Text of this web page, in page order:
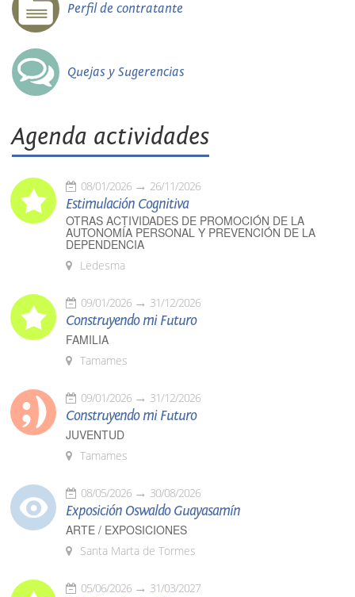
Perfil de contratante
Quejas y Sugerencias
Agenda actividades
08/01/2026 26/11/2026
Estimulación Cognitiva
OTRAS ACTIVIDADES DE PROMOCIÓN DE LA
AUTONOMÍA PERSONAL Y PREVENCIÓN DE LA
DEPENDENCIA
Ledesma
09/01/2026 31/12/2026
Construyendo mi Futuro
FAMILIA
Tamames
09/01/2026 31/12/2026
Construyendo mi Futuro
JUVENTUD
Tamames
08/05/2026 30/08/2026
Exposición Oswaldo Guayasamín
ARTE / EXPOSICIONES
Santa Marta de Tormes
05/06/2026 31/03/2027